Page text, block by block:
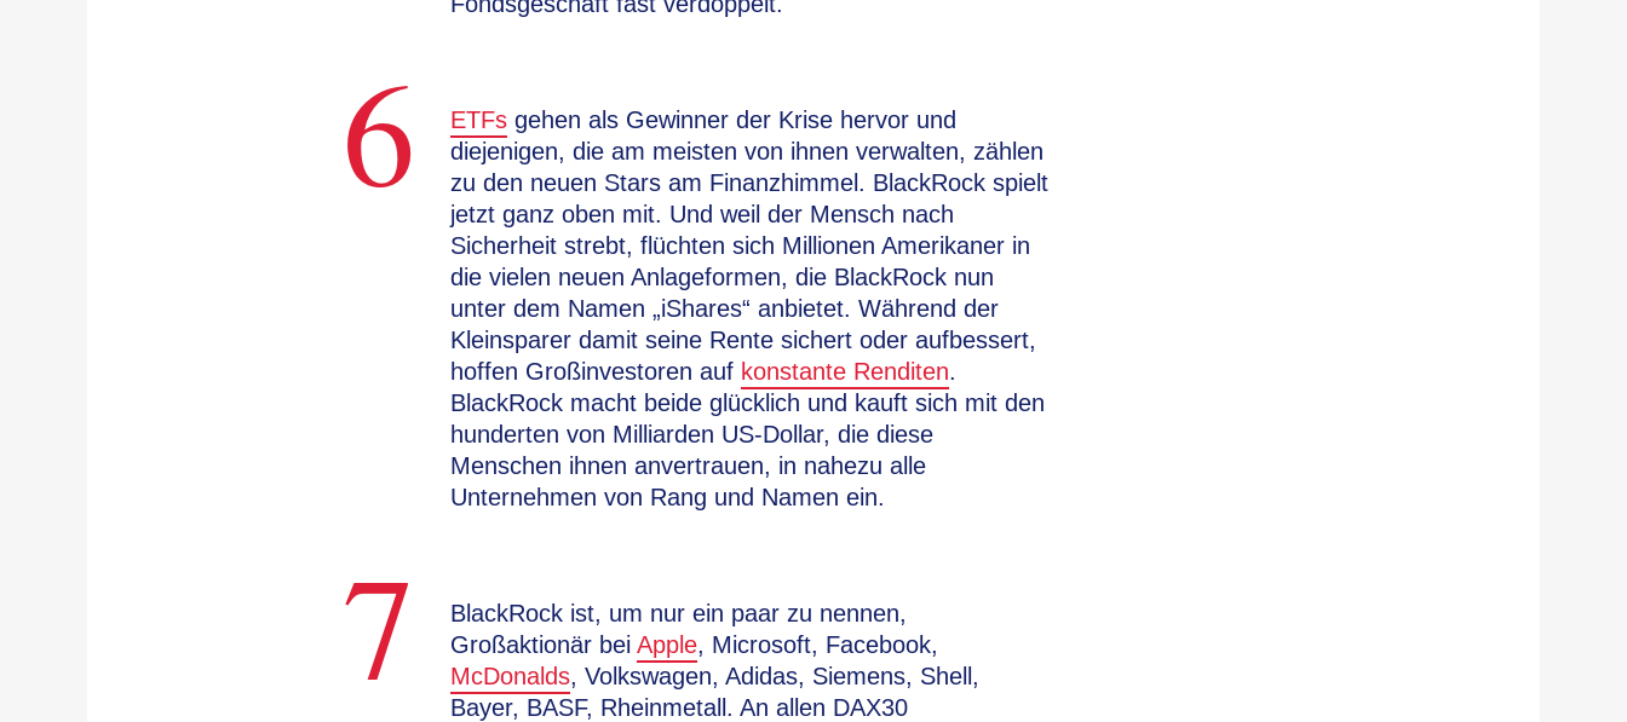
6 ETFs gehen als Gewinner der Krise hervor und
diejenigen, die am meisten von ihnen verwalten, zählen
zu den neuen Stars am Finanzhimmel. BlackRock spielt
jetzt ganz oben mit. Und weil der Mensch nach
Sicherheit strebt, flüchten sich Millionen Amerikaner in
die vielen neuen Anlageformen, die BlackRock nun
unter dem Namen „iShares“ anbietet. Während der
Kleinsparer damit seine Rente sichert oder aufbessert,
hoffen Großinvestoren auf konstante Renditen.
BlackRock macht beide glücklich und kauft sich mit den
hunderten von Milliarden US-Dollar, die diese
Menschen ihnen anvertrauen, in nahezu alle
Unternehmen von Rang und Namen ein.
7
BlackRock ist, um nur ein paar zu nennen,
Großaktionär bei Apple, Microsoft, Facebook,
McDonalds, Volkswagen, Adidas, Siemens, Shell,
Bayer, BASF, Rheinmetall. An allen DAX30